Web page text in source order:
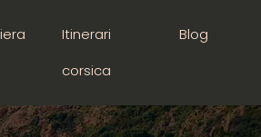
Itinerari
corsica
Blog